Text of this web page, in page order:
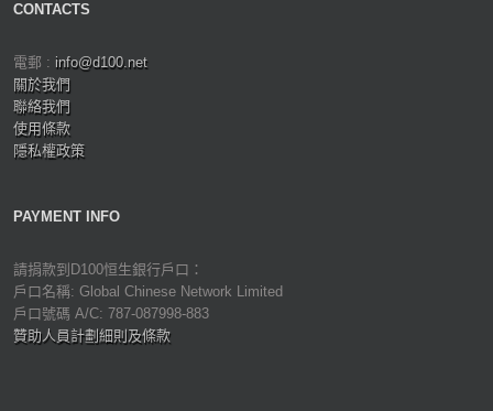
CONTACTS
電郵 : info@d100.net
關於我們
聯絡我們
使用條款
隱私權政策
PAYMENT INFO
請捐款到D100恒生銀行戶口：
戶口名稱: Global Chinese Network Limited
戶口號碼 A/C: 787-087998-883
贊助人員計劃細則及條款